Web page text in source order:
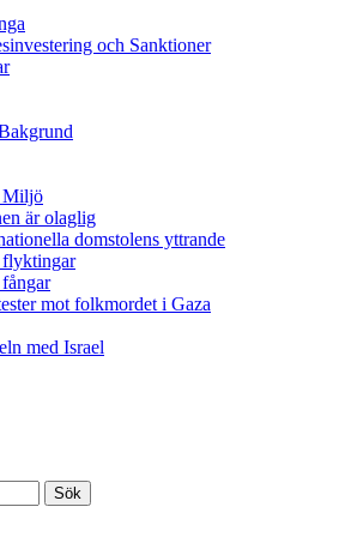
och Sanktioner
Miljö
är olaglig
domstolens yttrande
flyktingar
mot folkmordet i Gaza
med Israel